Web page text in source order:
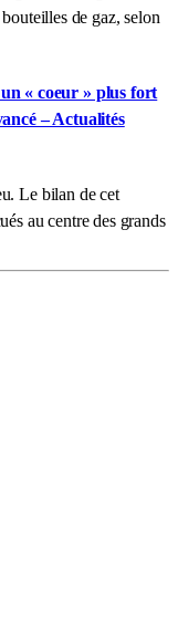
de gaz, selon
« coeur » plus fort
– Actualités
Le bilan de cet
au centre des grands